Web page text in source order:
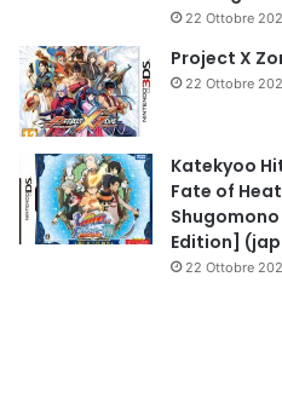
22 Ottobre
Project X
22 Ottobre
Katekyoo
Fate of Heat
Edition]
22 Ottobre